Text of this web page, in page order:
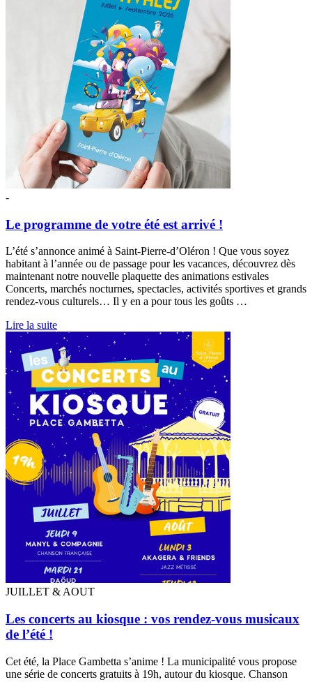
-
Le programme de votre été est arrivé !
L’été s’annonce animé à Saint-Pierre-d’Oléron ! Que vous soyez
habitant à l’année ou de passage pour les vacances, découvrez dès
maintenant notre nouvelle plaquette des animations estivales
Concerts, marchés nocturnes, spectacles, activités sportives et grands
rendez-vous culturels… Il y en a pour tous les goûts …
Lire la suite
JUILLET & AOUT
Les concerts au kiosque : vos rendez-vous musicaux
de l’été !
Cet été, la Place Gambetta s’anime ! La municipalité vous propose
une série de concerts gratuits à 19h, autour du kiosque. Chanson